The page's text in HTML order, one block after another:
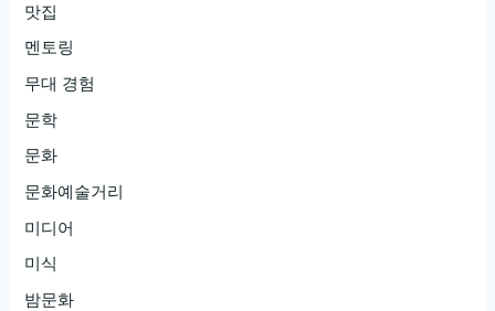
맛집
멘토링
무대 경험
문학
문화
문화예술거리
미디어
미식
밤문화